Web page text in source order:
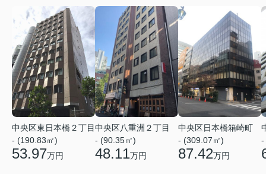
中央区東日本橋２丁目
- (190.83㎡)
53.97万円
中央区八重洲２丁目
- (90.35㎡)
48.11万円
中央区日本橋箱崎町
- (309.07㎡)
87.42万円
-